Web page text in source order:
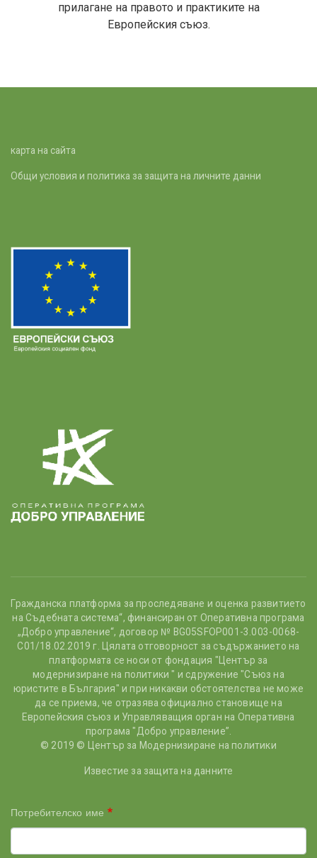
прилагане на правото и практиките на
Европейския съюз.
карта на сайта
Общи условия и политика за защита на личните данни
Гражданска платформа за проследяване и оценка развитието
на Съдебната система“, финансиран от Оперативна програма
„Добро управление“, договор № BG05SFOP001-3.003-0068-
С01/18.02.2019 г. Цялата отговорност за съдържанието на
платформата се носи от фондация "Център за
модернизиране на политики " и сдружение "Съюз на
юристите в България" и при никакви обстоятелства не може
да се приема, че отразява официално становище на
Европейския съюз и Управляващия орган на Оперативна
програма "Добро управление”.
© 2019 © Център за Модернизиране на политики
Известие за защита на данните
Потребителско име